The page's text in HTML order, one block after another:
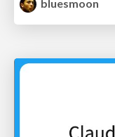
bluesmoon